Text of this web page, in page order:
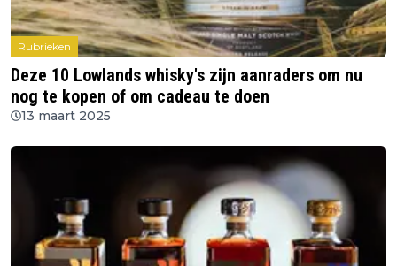
Rubrieken
Deze 10 Lowlands whisky's zijn aanraders om nu
nog te kopen of om cadeau te doen
13 maart 2025